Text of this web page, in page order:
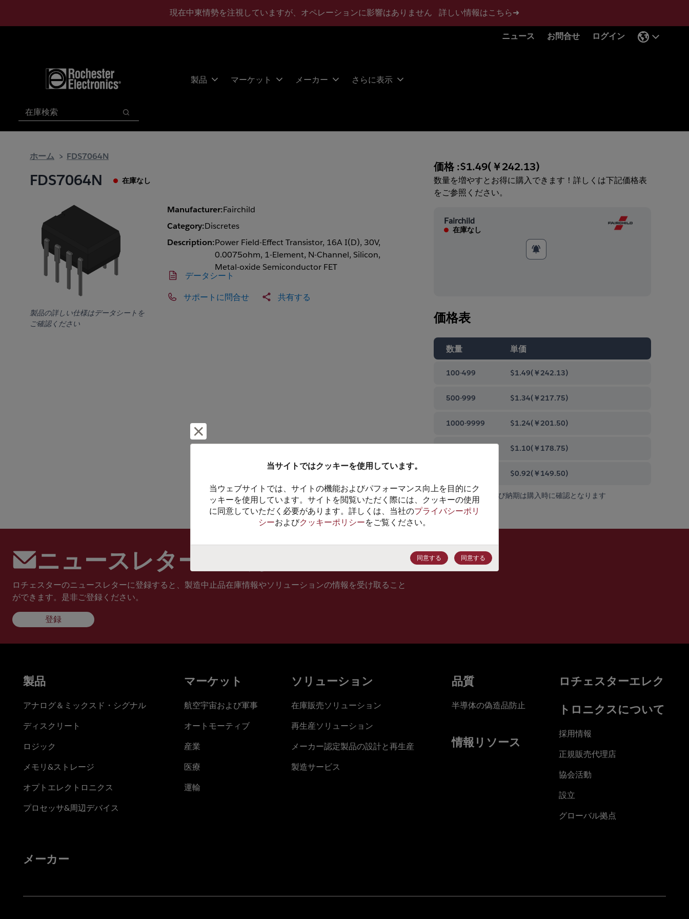
現在中東情勢を注視していますが、オペレーションに影響はありません 詳しい情報はこちら➜
ニュース お問合せ ログイン
製品 マーケット メーカー さらに表示
検索
検索
ホーム FDS7064N
FDS7064N 在庫なし
製品の詳しい仕様はデータシートを
ご確認ください
Manufacturer:Fairchild
Category:Discretes
Description:Power Field-Effect Transistor, 16A I(D), 30V,
0.0075ohm, 1-Element, N-Channel, Silicon,
Metal-oxide Semiconductor FET
データシート
サポートに問合せ 共有する
価格 :$1.49(￥242.13)
数量を増やすとお得に購入できます！詳しくは下記価格表
をご参照ください。
Fairchild
在庫なし
価格表
数量 単価
100-499 $1.49(￥242.13)
500-999 $1.34(￥217.75)
1000-9999 $1.24(￥201.50)
$1.10(￥178.75)
$0.92(￥149.50)
価格、在庫状況および納期は購入時に確認となります
ニュースレターに登録
ロチェスターのニュースレターに登録すると、製造中止品在庫情報やソリューションの情報を受け取ること
ができます。是非ご登録ください。
登録
当サイトではクッキーを使用しています。
当ウェブサイトでは、サイトの機能およびパフォーマンス向上を目的にク
ッキーを使用しています。サイトを閲覧いただく際には、クッキーの使用
に同意していただく必要があります。詳しくは、当社のプライバシーポリ
シーおよびクッキーポリシーをご覧ください。
同意する 同意する
製品
アナログ＆ミックスド・シグナル
ディスクリート
ロジック
メモリ&ストレージ
オプトエレクトロニクス
プロセッサ&周辺デバイス
マーケット
航空宇宙および軍事
オートモーティブ
産業
医療
運輸
ソリューション
在庫販売ソリューション
再生産ソリューション
メーカー認定製品の設計と再生産
製造サービス
品質
半導体の偽造品防止
情報リソース
ロチェスターエレク
トロニクスについて
採用情報
正規販売代理店
協会活動
設立
グローバル拠点
メーカー